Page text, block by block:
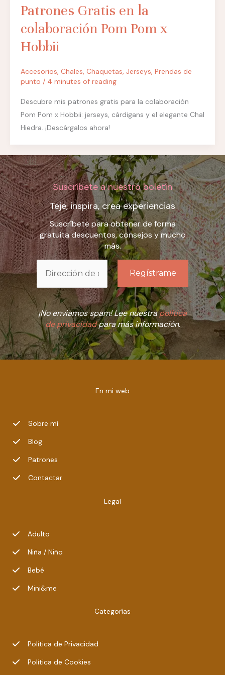
Patrones Gratis en la
colaboración Pom Pom x
Hobbii
Accesorios, Chales, Chaquetas, Jerseys, Prendas de
punto / 4 minutes of reading
Descubre mis patrones gratis para la colaboración
Pom Pom x Hobbii: jerseys, cárdigans y el elegante Chal
Hiedra. ¡Descárgalos ahora!
Suscríbete a nuestro boletín
Teje, inspira, crea experiencias
Suscríbete para obtener de forma
gratuita descuentos, consejos y mucho
más.
¡No enviamos spam! Lee nuestrapolítica
de privacidadpara más información.
En mi web
Sobre mí
Blog
Patrones
Contactar
Legal
Adulto
Niña / Niño
Bebé
Mini&me
Categorías
Política de Privacidad
Política de Cookies